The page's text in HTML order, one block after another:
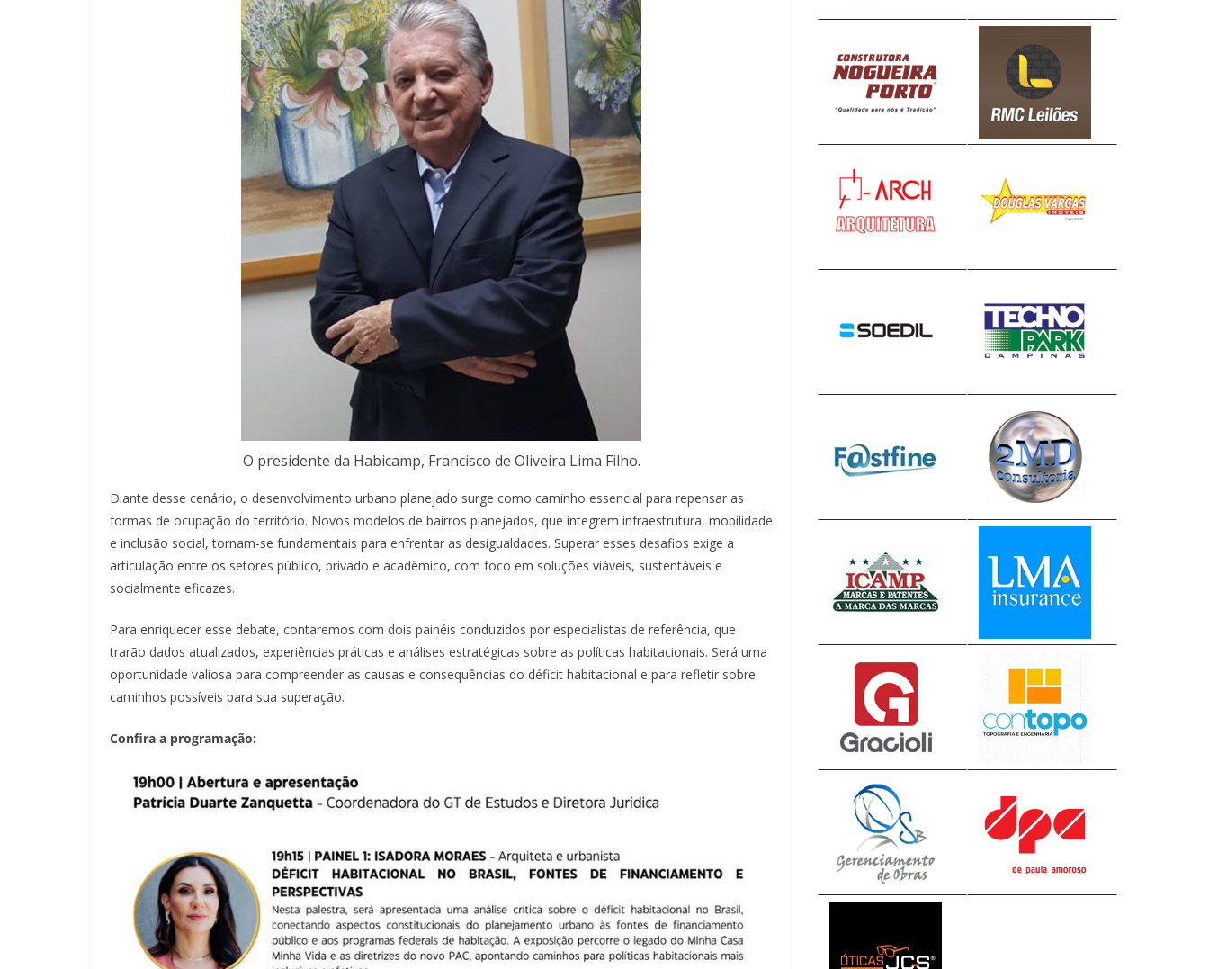
O presidente da Habicamp, Francisco de Oliveira Lima Filho.
Diante desse cenário, o desenvolvimento urbano planejado surge como caminho essencial para repensar as
formas de ocupação do território. Novos modelos de bairros planejados, que integrem infraestrutura, mobilidade
e inclusão social, tornam-se fundamentais para enfrentar as desigualdades. Superar esses desafios exige a
articulação entre os setores público, privado e acadêmico, com foco em soluções viáveis, sustentáveis e
socialmente eficazes.
Para enriquecer esse debate, contaremos com dois painéis conduzidos por especialistas de referência, que
trarão dados atualizados, experiências práticas e análises estratégicas sobre as políticas habitacionais. Será uma
oportunidade valiosa para compreender as causas e consequências do déficit habitacional e para refletir sobre
caminhos possíveis para sua superação.
Confira a programação: